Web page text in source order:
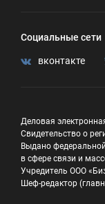
Социальные сети
вконтакте
Деловая
Свидетельство о
Выдано
в сфере связи и
Учредитель ООО
Шеф-редактор